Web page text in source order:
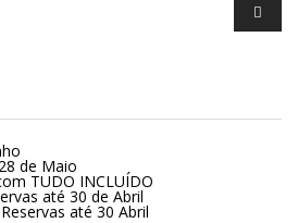
de Maio
TUDO INCLUÍDO
até 30 de Abril
até 30 Abril